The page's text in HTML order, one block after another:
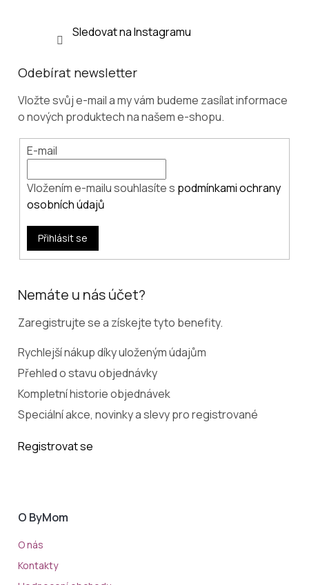
Sledovat na Instagramu
Odebírat newsletter
Vložte svůj e-mail a my vám budeme zasílat informace
o nových produktech na našem e-shopu.
E-mail
Vložením e-mailu souhlasíte s podmínkami ochrany
osobních údajů
Přihlásit se
Nemáte u nás účet?
Zaregistrujte se a získejte tyto benefity.
Rychlejší nákup díky uloženým údajům
Přehled o stavu objednávky
Kompletní historie objednávek
Speciální akce, novinky a slevy pro registrované
Registrovat se
O ByMom
O nás
Kontakty